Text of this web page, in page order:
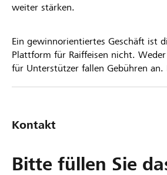
weiter stärken.
Ein gewinnorientiertes Geschäft ist
Plattform für Raiffeisen nicht.
für Unterstützer fallen Gebühren
Kontakt
Bitte füllen Sie